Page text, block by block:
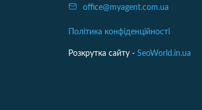
office@myagent.com.ua
Політика конфіденційності
Розкрутка сайту - SeoWorld.in.ua